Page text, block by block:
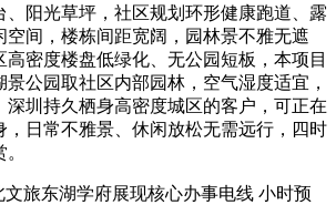
、阳光草坪，社区规划环形健康跑道、露
空间，楼栋间距宽阔，园林景不雅无遮
密度楼盘低绿化、无公园短板，本项目
景公园取社区内部园林，空气湿度适宜，
深圳持久栖身高密度城区的客户，可正在
，日常不雅景、休闲放松无需远行，四时
旅东湖学府展现核心办事电线 小时预